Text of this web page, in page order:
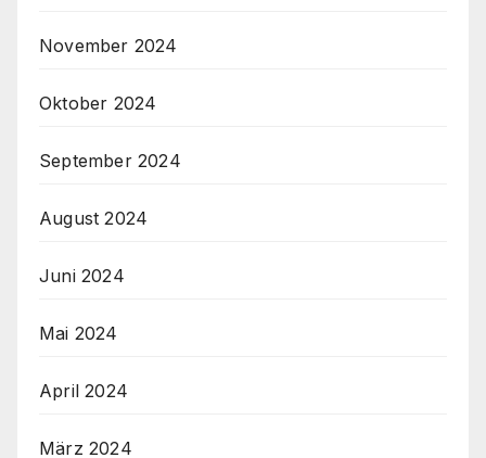
November 2024
Oktober 2024
September 2024
August 2024
Juni 2024
Mai 2024
April 2024
März 2024